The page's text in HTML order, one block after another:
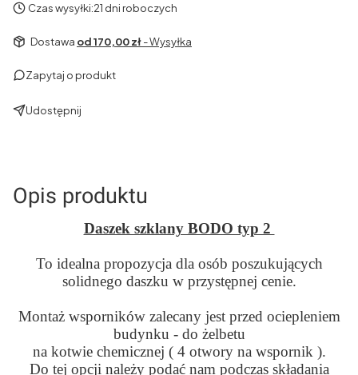
Czas wysyłki:21 dni roboczych
Dostawa od 170,00 zł- Wysyłka
Zapytaj o produkt
Udostępnij
Opis produktu
Daszek szklany BODO typ 2
To idealna propozycja dla osób poszukujących
solidnego daszku w przystępnej cenie.
Montaż wsporników zalecany jest przed ociepleniem
budynku - do żelbetu
na kotwie chemicznej ( 4 otwory na wspornik ).
Do tej opcji należy podać nam podczas składania